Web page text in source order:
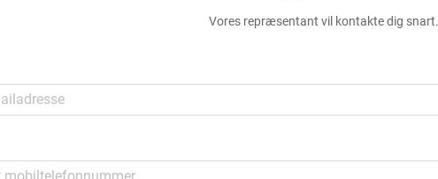
Vores repræsentant vil kontakte dig snart.